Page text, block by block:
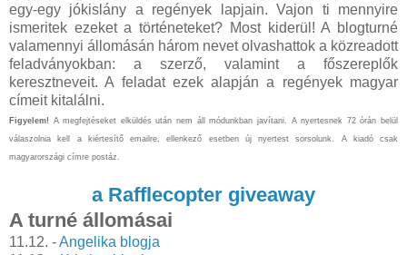
egy-egy jókislány a regények lapjain. Vajon ti mennyire
ismeritek ezeket a történeteket? Most kiderül! A blogturné
valamennyi állomásán három nevet olvashattok a közreadott
feladványokban: a szerző, valamint a főszereplők
keresztneveit. A feladat ezek alapján a regények magyar
címeit kitalálni.
Figyelem! A megfejtéseket elküldés után nem áll módunkban javítani. A nyertesnek 72 órán belül
válaszolnia kell a kiértesítő emailre, ellenkező esetben új nyertest sorsolunk. A kiadó csak
magyarországi címre postáz.
a Rafflecopter giveaway
A turné állomásai
11.12. -Angelika blogja